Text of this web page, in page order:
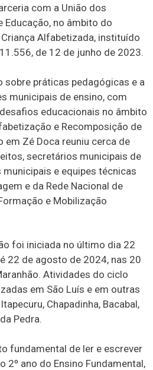
com a União dos
Educação, no âmbito do
Alfabetizada, instituído
de 12 de junho de 2023.
sobre práticas pedagógicas e a
municipais de ensino, com
educacionais no âmbito
e Recomposição de
em Zé Doca reuniu cerca de
secretários municipais de
e equipes técnicas
e da Rede Nacional de
e Mobilização
foi iniciada no último dia 22
22 de agosto de 2024, nas 20
Atividades do ciclo
em São Luís e em outras
Chapadinha, Bacabal,
Pedra.
fundamental de ler e escrever
2º ano do Ensino Fundamental,